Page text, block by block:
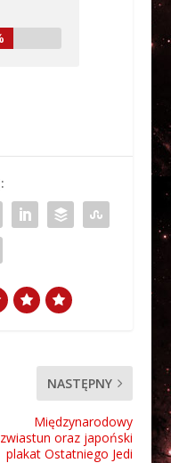
NASTĘPNY
Międzynarodowy
zwiastun oraz japoński
plakat Ostatniego Jedi